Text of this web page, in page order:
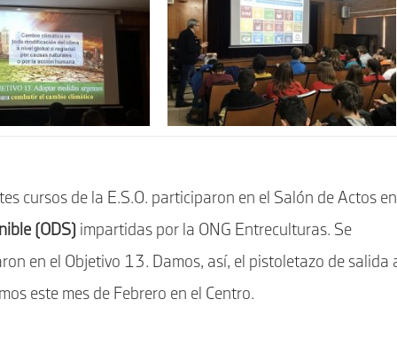
cursos de la E.S.O. participaron en el Salón de Actos en
(ODS) impartidas por la ONG Entreculturas. Se
en el Objetivo 13. Damos, así, el pistoletazo de salida
este mes de Febrero en el Centro.